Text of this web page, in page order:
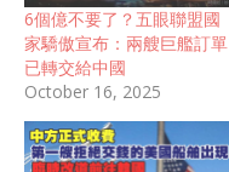
6個億不要了？五眼聯盟國
家驕傲宣布：兩艘巨艦訂單
已轉交給中國
October 16, 2025